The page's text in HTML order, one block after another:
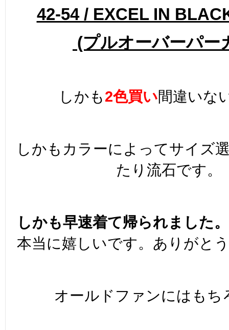
42-54 / EXCEL IN
(プルオーバーパー
しかも2色買い間違いな
しかもカラーによってサイズ
たり流石です。
しかも早速着て帰られました。
本当に嬉しいです。ありがと
オールドファンにはもち